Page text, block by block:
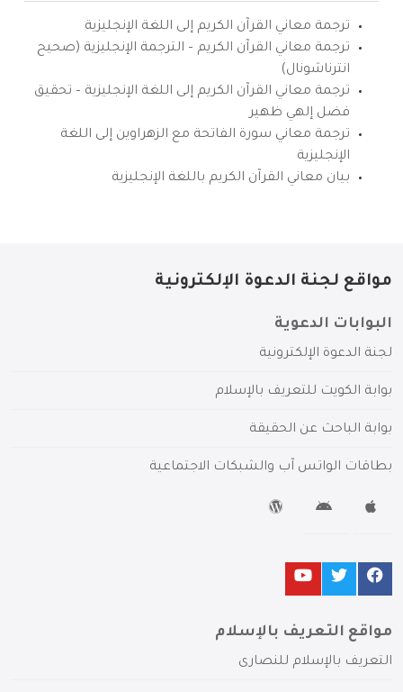
ترجمة معاني القرآن الكريم إلى اللغة الإنجليزية
ترجمة معاني القرآن الكريم – الترجمة الإنجليزية (صحيح
انترناشونال)
ترجمة معاني القرآن الكريم إلى اللغة الإنجليزية – تحقيق
فضل إلهي ظهير
ترجمة معاني سورة الفاتحة مع الزهراوين إلى اللغة
الإنجليزية
بيان معاني القرآن الكريم باللغة الإنجليزية
مواقع لجنة الدعوة الإلكترونية
البوابات الدعوية
لجنة الدعوة الإلكترونية
بوابة الكويت للتعريف بالإسلام
بوابة الباحث عن الحقيقة
بطاقات الواتس آب والشبكات الاجتماعية
مواقع التعريف بالإسلام
التعريف بالإسلام للنصارى